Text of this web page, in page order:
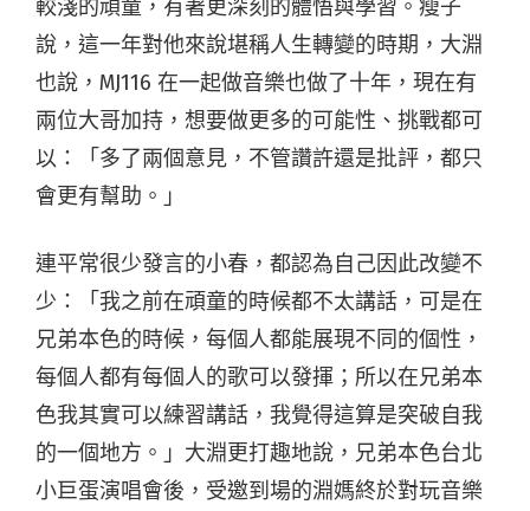
較淺的頑童，有著更深刻的體悟與學習。瘦子
說，這一年對他來說堪稱人生轉變的時期，大淵
也說，MJ116 在一起做音樂也做了十年，現在有
兩位大哥加持，想要做更多的可能性、挑戰都可
以：「多了兩個意見，不管讚許還是批評，都只
會更有幫助。」
連平常很少發言的小春，都認為自己因此改變不
少：「我之前在頑童的時候都不太講話，可是在
兄弟本色的時候，每個人都能展現不同的個性，
每個人都有每個人的歌可以發揮；所以在兄弟本
色我其實可以練習講話，我覺得這算是突破自我
的一個地方。」大淵更打趣地說，兄弟本色台北
小巨蛋演唱會後，受邀到場的淵媽終於對玩音樂